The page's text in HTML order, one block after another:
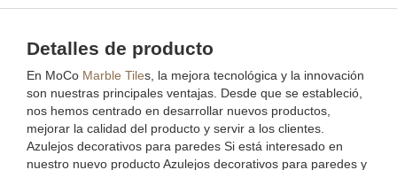
Detalles de producto
En MoCo Marble Tiles, la mejora tecnológica y la innovación
son nuestras principales ventajas. Desde que se estableció,
nos hemos centrado en desarrollar nuevos productos,
mejorar la calidad del producto y servir a los clientes.
Azulejos decorativos para paredes Si está interesado en
nuestro nuevo producto Azulejos decorativos para paredes y